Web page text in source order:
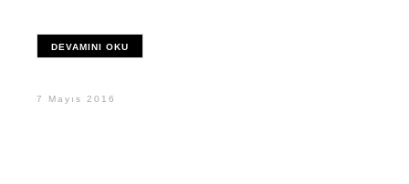
DEVAMINI OKU
7 Mayıs 2016